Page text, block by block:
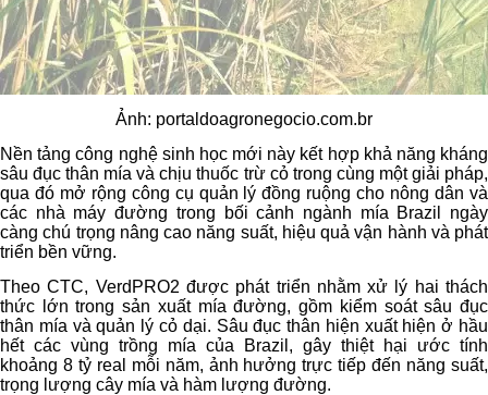
Ảnh: portaldoagronegocio.com.br
Nền tảng công nghệ sinh học mới này kết hợp khả năng kháng
sâu đục thân mía và chịu thuốc trừ cỏ trong cùng một giải pháp,
qua đó mở rộng công cụ quản lý đồng ruộng cho nông dân và
các nhà máy đường trong bối cảnh ngành mía Brazil ngày
càng chú trọng nâng cao năng suất, hiệu quả vận hành và phát
triển bền vững.
Theo CTC, VerdPRO2 được phát triển nhằm xử lý hai thách
thức lớn trong sản xuất mía đường, gồm kiểm soát sâu đục
thân mía và quản lý cỏ dại. Sâu đục thân hiện xuất hiện ở hầu
hết các vùng trồng mía của Brazil, gây thiệt hại ước tính
khoảng 8 tỷ real mỗi năm, ảnh hưởng trực tiếp đến năng suất,
trọng lượng cây mía và hàm lượng đường.